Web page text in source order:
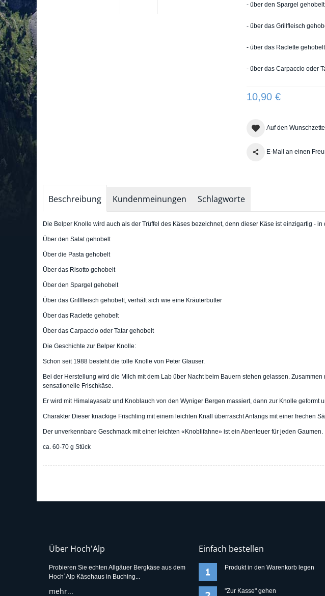
- über den Spargel gehobelt
- über das Grillfleisch
- über das Raclette gehobelt
- über das Carpaccio oder
10,90 €
Auf den Wunschzettel
E-Mail an einen
Beschreibung Kundenmeinungen Schlagworte
Die Belper Knolle wird auch als der Trüffel des Käses bezeichnet, denn dieser Käse ist einzigartig - in
Über den Salat gehobelt
Über die Pasta gehobelt
Über das Risotto gehobelt
Über den Spargel gehobelt
Über das Grillfleisch gehobelt, verhält sich wie eine Kräuterbutter
Über das Raclette gehobelt
Über das Carpaccio oder Tatar gehobelt
Die Geschichte zur Belper Knolle:
Schon seit 1988 besteht die tolle Knolle von Peter Glauser.
Bei der Herstellung wird die Milch mit dem Lab über Nacht beim Bauern stehen gelassen.
sensationelle Frischkäse.
Er wird mit Himalayasalz und Knoblauch von den Wyniger Bergen massiert, dann zur Knolle geformt
Charakter Dieser knackige Frischling mit einem leichten Knall überrascht Anfangs mit einer frechen
Der unverkennbare Geschmack mit einer leichten «Knoblifahne» ist ein Abenteuer für jeden Gaumen.
ca. 60-70 g Stück
Über Hoch'Alp
Probieren Sie echten Allgäuer Bergkäse aus dem
Hoch´Alp Käsehaus in Buching...
mehr...
Einfach bestellen
Produkt in den Warenkorb legen
"Zur Kasse" gehen